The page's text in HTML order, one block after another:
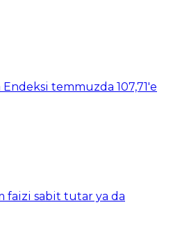
temmuzda 107,71'e
faizi sabit tutar ya da